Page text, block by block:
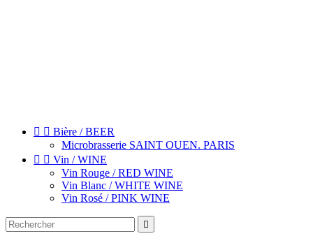
  Bière / BEER
Microbrasserie SAINT OUEN. PARIS
  Vin / WINE
Vin Rouge / RED WINE
Vin Blanc / WHITE WINE
Vin Rosé / PINK WINE
